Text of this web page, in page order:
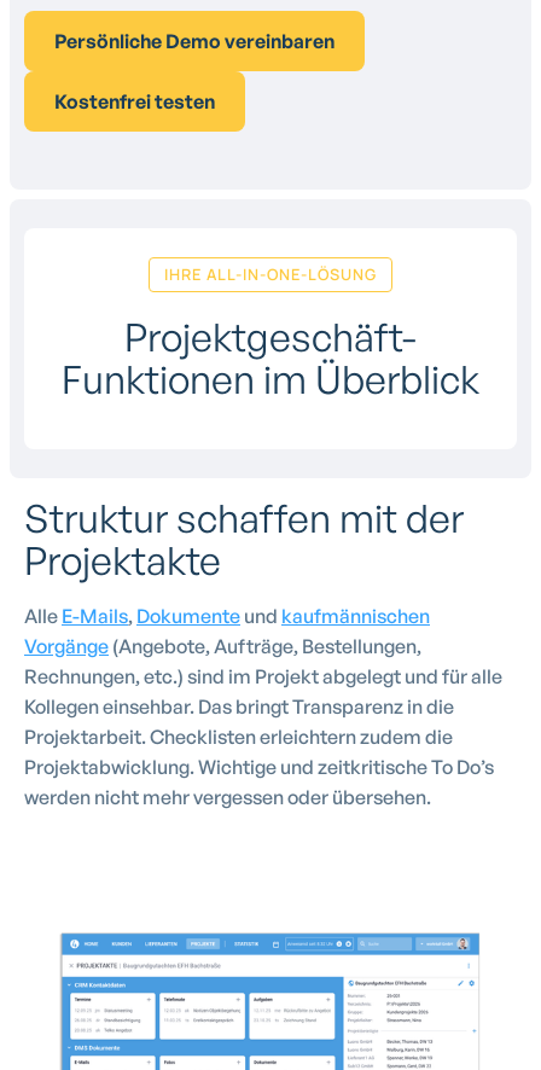
Persönliche Demo vereinbaren
Kostenfrei testen
IHRE ALL-IN-ONE-LÖSUNG
Projektgeschäft-
Funktionen im Überblick
Struktur schaffen mit der
Projektakte
Alle E-Mails, Dokumente und kaufmännischen
Vorgänge (Angebote, Aufträge, Bestellungen,
Rechnungen, etc.) sind im Projekt abgelegt und für alle
Kollegen einsehbar. Das bringt Transparenz in die
Projektarbeit. Checklisten erleichtern zudem die
Projektabwicklung. Wichtige und zeitkritische To Do’s
werden nicht mehr vergessen oder übersehen.